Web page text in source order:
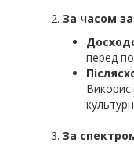
За часом
перед
За